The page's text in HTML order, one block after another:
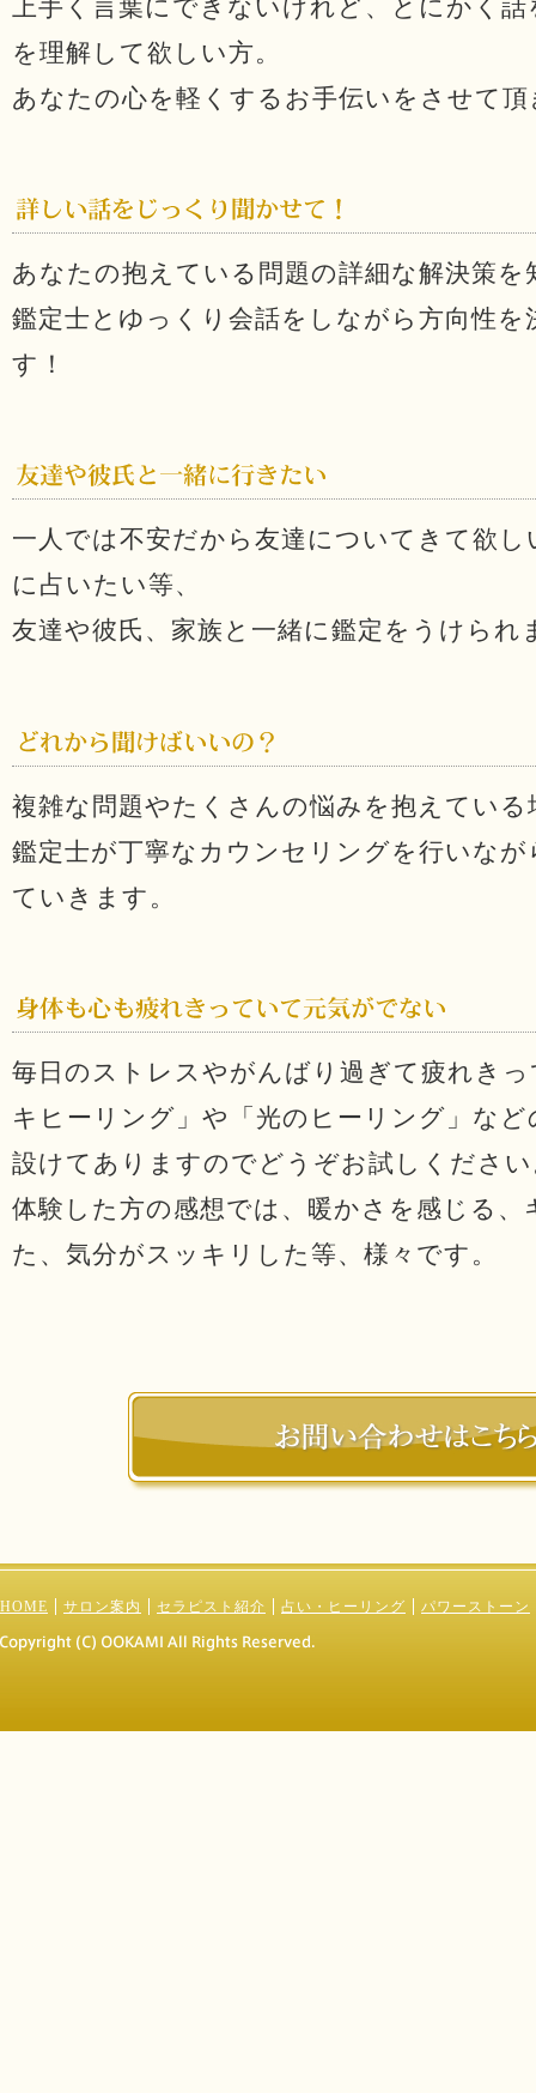
上手く言葉にできないけれど、とにかく
を理解して欲しい方。
あなたの心を軽くするお手伝いをさせて
あなたの抱えている問題の詳細な解決策を
鑑定士とゆっくり会話をしながら方向性
す！
一人では不安だから友達についてきて欲
に占いたい等、
友達や彼氏、家族と一緒に鑑定をうけられ
複雑な問題やたくさんの悩みを抱えている
鑑定士が丁寧なカウンセリングを行いな
ていきます。
毎日のストレスやがんばり過ぎて疲れき
キヒーリング」や「光のヒーリング」な
設けてありますのでどうぞお試しくださ
体験した方の感想では、暖かさを感じる
た、気分がスッキリした等、様々です。
HOME サロン案内 セラピスト紹介 占い・ヒーリング パワーストーン